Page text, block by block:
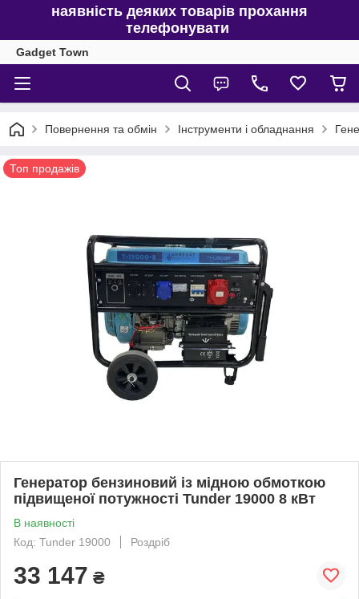
наявність деяких товарів прохання
телефонувати
Gadget Town
Повернення та обмін Інструменти і обладнання
Топ продажів
Генератор бензиновий із мідною обмоткою
підвищеної потужності Tunder 19000 8 кВт
В наявності
Код: Tunder 19000
Роздріб
33 147 ₴